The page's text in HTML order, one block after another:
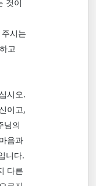
것이
시는
고
시오.
이고,
님의
음과
니다.
다른